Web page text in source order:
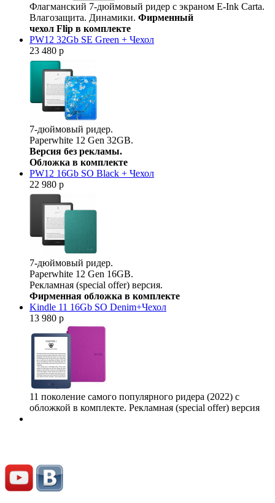
Флагманский 7-дюймовый ридер с экраном E-Ink Carta.
Влагозащита. Динамики. Фирменный
чехол Flip в комплекте
PW12 32Gb SE Green + Чехол
23 480 р
7-дюймовый ридер.
Paperwhite 12 Gen 32GB.
Версия без рекламы.
Обложка в комплекте
PW12 16Gb SO Black + Чехол
22 980 р
7-дюймовый ридер.
Paperwhite 12 Gen 16GB.
Рекламная (special offer) версия.
Фирменная обложка в комплекте
Kindle 11 16Gb SO Denim+Чехол
13 980 р
11 поколение самого популярного ридера (2022) с
обложкой в комплекте. Рекламная (special offer) версия